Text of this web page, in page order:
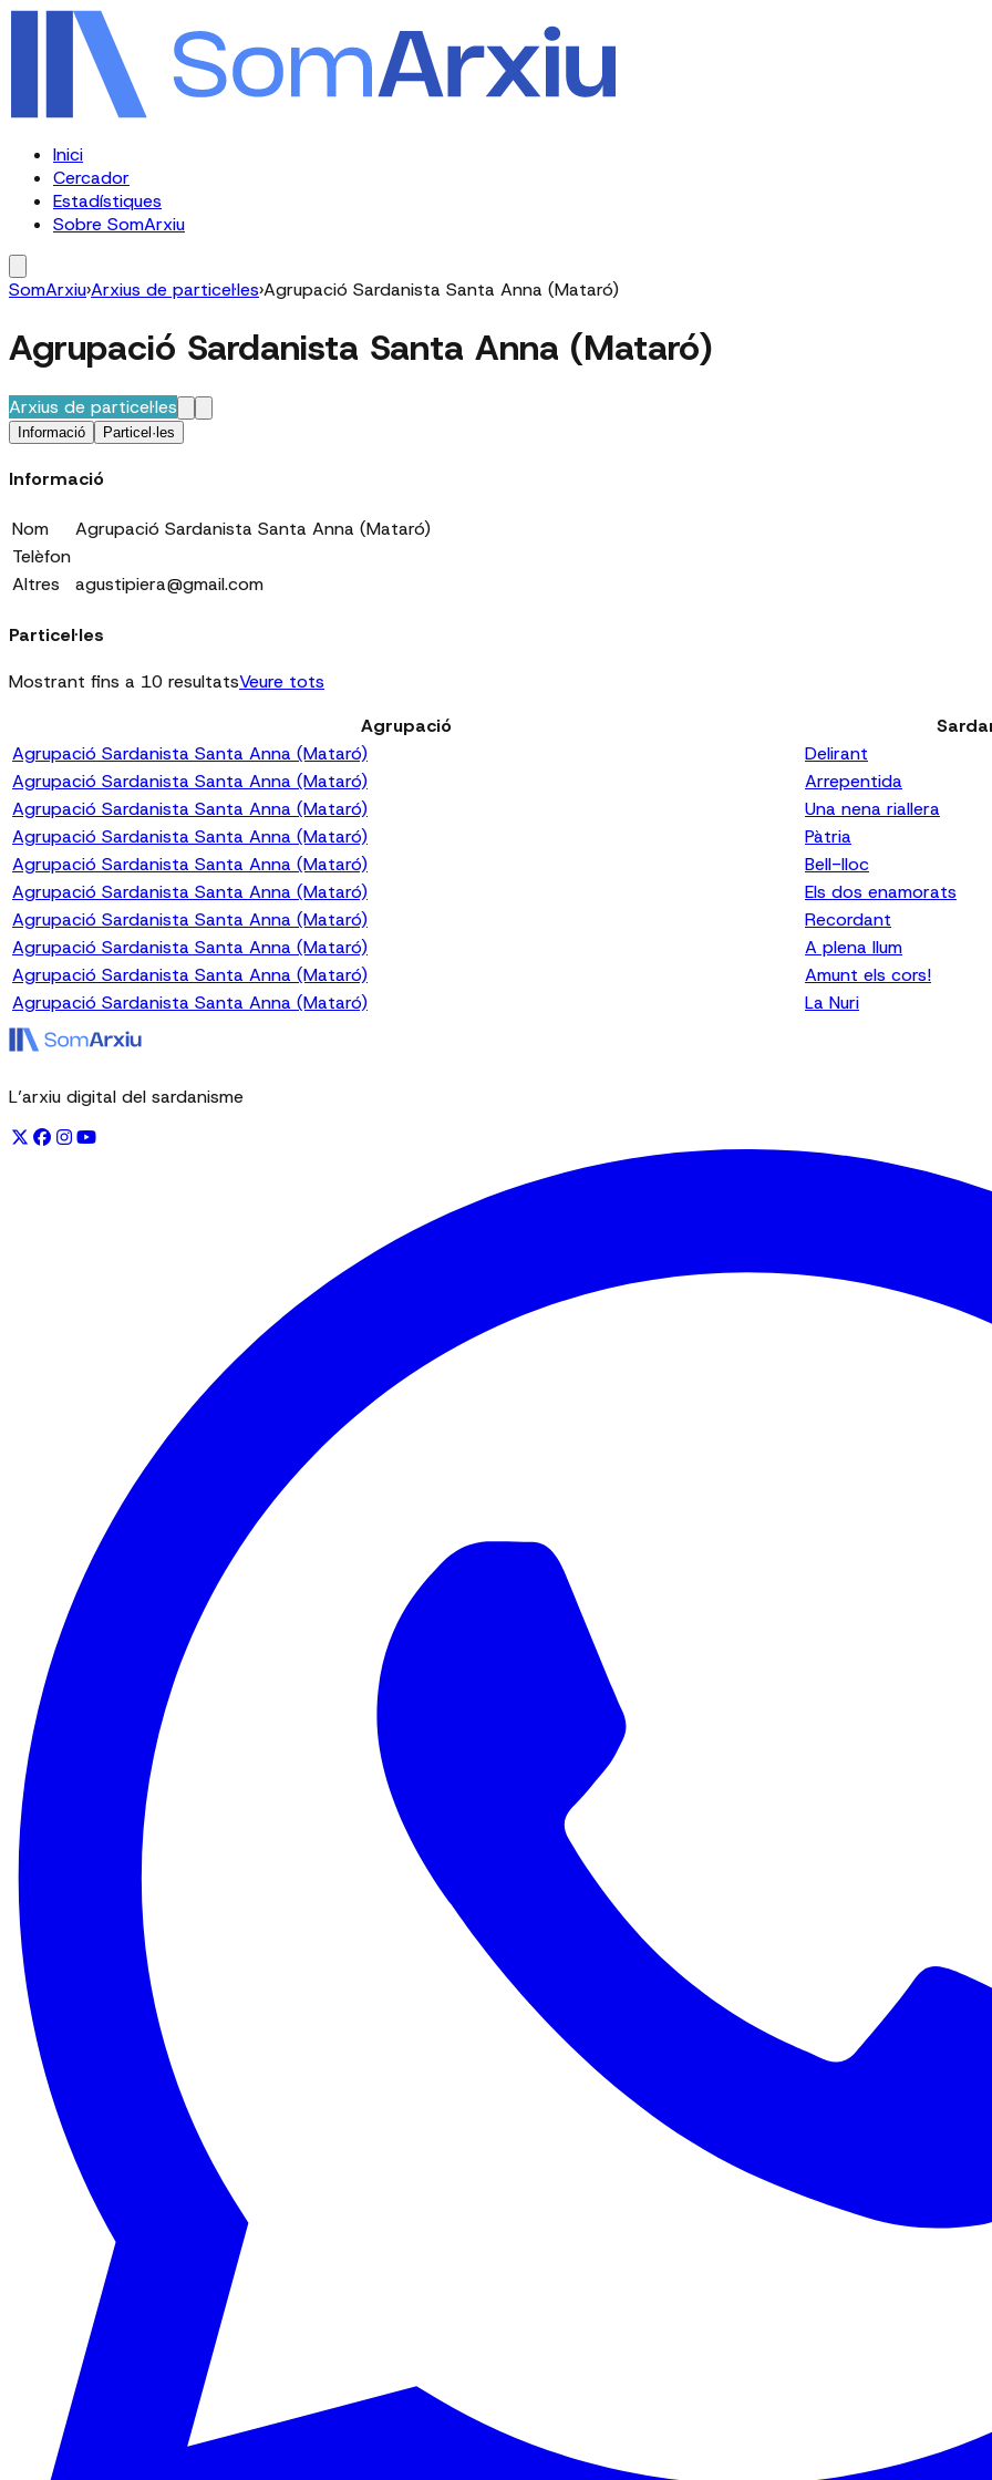
Inici
Cercador
Estadístiques
Sobre SomArxiu
SomArxiu›Arxius de particel·les›Agrupació Sardanista Santa Anna (Mataró)
Agrupació Sardanista Santa Anna (Mataró)
Arxius de particel·les
Informació Particel·les
Informació
Nom
Agrupació Sardanista Santa Anna (Mataró)
Telèfon
Altres
agustipiera@gmail.com
Particel·les
Mostrant fins a 10 resultatsVeure tots
Agrupació
Agrupació Sardanista Santa Anna (Mataró)
Delirant
Agrupació Sardanista Santa Anna (Mataró)
Arrepentida
Agrupació Sardanista Santa Anna (Mataró)
Una nena riallera
Agrupació Sardanista Santa Anna (Mataró)
Pàtria
Agrupació Sardanista Santa Anna (Mataró)
Bell-lloc
Agrupació Sardanista Santa Anna (Mataró)
Els dos enamorats
Agrupació Sardanista Santa Anna (Mataró)
Recordant
Agrupació Sardanista Santa Anna (Mataró)
A plena llum
Agrupació Sardanista Santa Anna (Mataró)
Amunt els cors!
Agrupació Sardanista Santa Anna (Mataró)
La Nuri
L’arxiu digital del sardanisme